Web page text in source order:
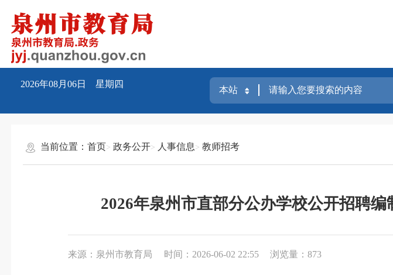
2026年08月06日 星期四
当前位置：首页 政务公开 人事信息 教师招考
2026年泉州市直部分公办学校公开招聘
来源：泉州市教育局 时间：2026-06-02 22:55 浏览量： 873